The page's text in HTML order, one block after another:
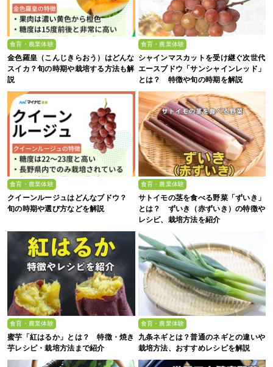
食育・農業体験
金色羅皇（こんじきらおう）はどんな
スイカ？旬の時期や栽培する方法も解
説
食育・農業体験
シャインマスカットを受け継ぐ次世代
エースブドウ「サンシャインレッド」
とは？ 特徴や旬の時期を解説
食育・農業体験
クイーンルージュはどんなブドウ？
旬の時期や選び方などを解説
食育・農業体験
サトイモの茎を食べる野菜「ずいき」
とは？ ずいき（赤ずいき）の特徴や
レシピ、栽培方法を紹介
食育・農業体験
蜜芋「紅はるか」とは？ 特徴・焼き
芋レシピ・栽培方法まで紹介
食育・農業体験
九条ネギとは？普通のネギとの違いや
栽培方法、おすすめレシピを解説